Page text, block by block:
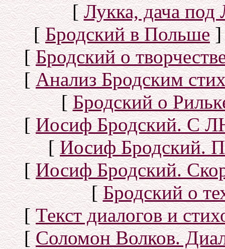
[Лукка, дача под
[Бродский в Польше]
[Бродский о
[Анализ Бродским
[Бродский о
[Иосиф Бродский. С
[Иосиф Бродский.
[Иосиф Бродский.
[Бродский о
[Текст диалогов и
[Соломон Волков.